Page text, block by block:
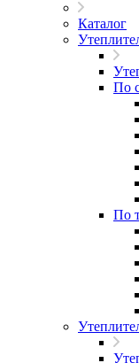
Каталог
По
По